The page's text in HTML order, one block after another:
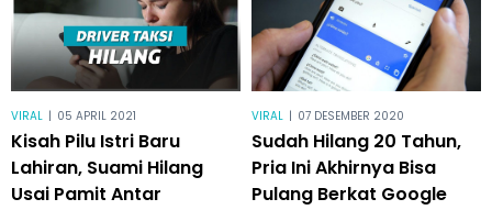
VIRAL | 05 APRIL 2021
Kisah Pilu Istri Baru
Lahiran, Suami Hilang
Usai Pamit Antar
VIRAL | 07 DESEMBER 2020
Sudah Hilang 20 Tahun,
Pria Ini Akhirnya Bisa
Pulang Berkat Google